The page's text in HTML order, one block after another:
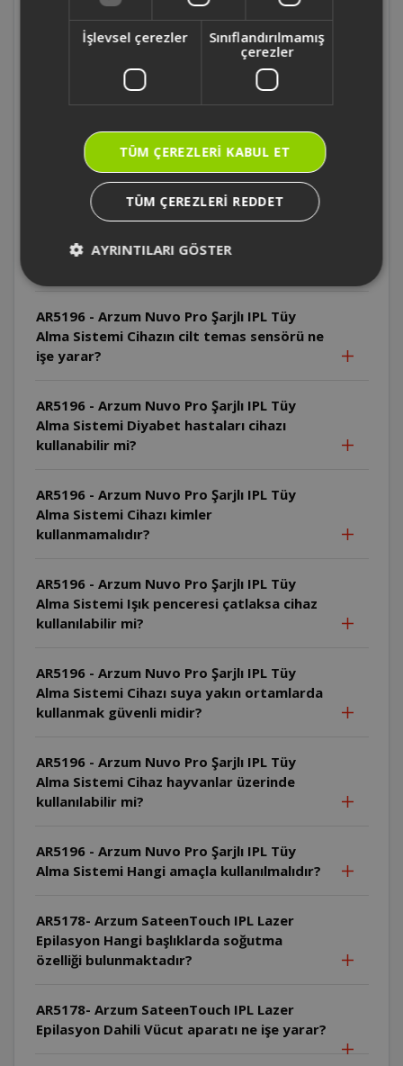
AR5196 - Arzum Nuvo Pro Şarjlı IPL Tüy
Alma Sistemi Cilt testi sonrası ne kadar
beklenmelidir?
AR5196 - Arzum Nuvo Pro Şarjlı IPL Tüy
Alma Sistemi İlk kullanımda hangi enerji
seviyesi önerilir?
AR5196 - Arzum Nuvo Pro Şarjlı IPL Tüy
Alma Sistemi IPL teknolojisi hangi tüy
AR5196 - Arzum Nuvo Pro Şarjlı IPL Tüy
Alma Sistemi Cihazın cilt temas sensörü ne
işe yarar?
AR5196 - Arzum Nuvo Pro Şarjlı IPL Tüy
Alma Sistemi Diyabet hastaları cihazı
kullanabilir mi?
AR5196 - Arzum Nuvo Pro Şarjlı IPL Tüy
Alma Sistemi Cihazı kimler
kullanmamalıdır?
AR5196 - Arzum Nuvo Pro Şarjlı IPL Tüy
Alma Sistemi Işık penceresi çatlaksa cihaz
kullanılabilir mi?
AR5196 - Arzum Nuvo Pro Şarjlı IPL Tüy
Alma Sistemi Cihazı suya yakın ortamlarda
kullanmak güvenli midir?
AR5196 - Arzum Nuvo Pro Şarjlı IPL Tüy
Alma Sistemi Cihaz hayvanlar üzerinde
kullanılabilir mi?
AR5196 - Arzum Nuvo Pro Şarjlı IPL Tüy
Alma Sistemi Hangi amaçla kullanılmalıdır?
AR5178- Arzum SateenTouch IPL Lazer
Epilasyon Hangi başlıklarda soğutma
özelliği bulunmaktadır?
AR5178- Arzum SateenTouch IPL Lazer
Epilasyon Dahili Vücut aparatı ne işe yarar?
İşlevsel çerezler
Sınıflandırılmamış
çerezler
TÜM ÇEREZLERI KABUL ET
TÜM ÇEREZLERI REDDET
AYRINTILARI GÖSTER